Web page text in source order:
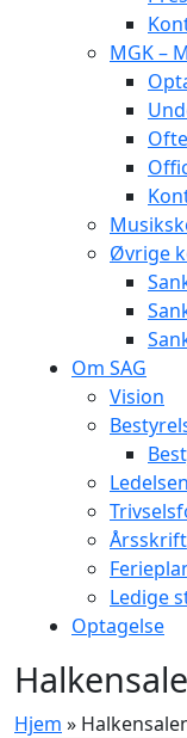
MGK –
Øvrige
Om SAG
Vision
Ledelsen
Årsskrift
Ledige
Optagelse
Hjem »